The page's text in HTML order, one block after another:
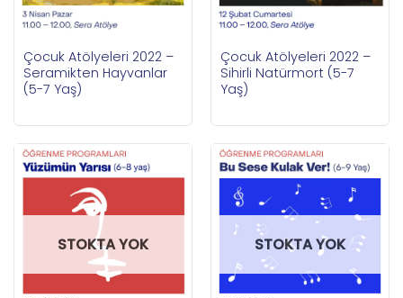
Çocuk Atölyeleri 2022 –
Seramikten Hayvanlar
(5-7 Yaş)
Çocuk Atölyeleri 2022 –
Sihirli Natürmort (5-7
Yaş)
STOKTA YOK STOKTA YOK